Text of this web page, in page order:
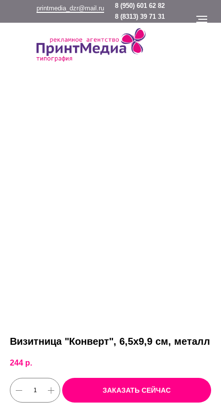
8 (950) 601 62 82
printmedia_dzr@mail.ru
8 (8313) 39 71 31
Визитница "Конверт", 6,5х9,9 см, металл
244 р.
ЗАКАЗАТЬ СЕЙЧАС